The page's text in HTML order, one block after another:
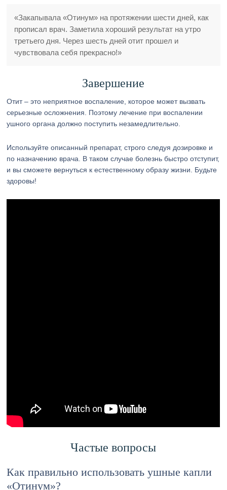
«Закапывала «Отинум» на протяжении шести дней, как
прописал врач. Заметила хороший результат на утро
третьего дня. Через шесть дней отит прошел и
чувствовала себя прекрасно!»
Завершение
Отит – это неприятное воспаление, которое может вызвать
серьезные осложнения. Поэтому лечение при воспалении
ушного органа должно поступить незамедлительно.
Используйте описанный препарат, строго следуя дозировке и
по назначению врача. В таком случае болезнь быстро отступит,
и вы сможете вернуться к естественному образу жизни. Будьте
здоровы!
Частые вопросы
Как правильно использовать ушные капли
«Отинум»?